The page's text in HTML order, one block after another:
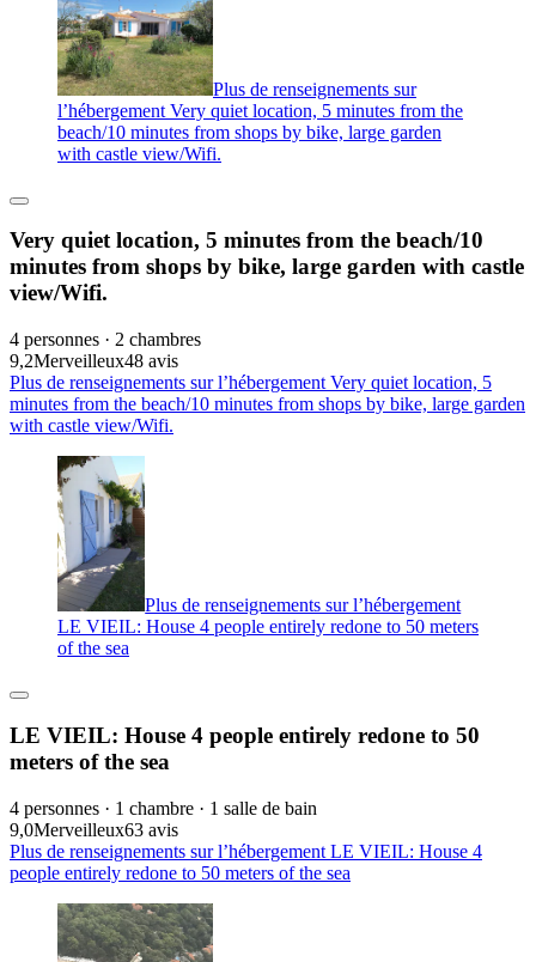
Plus de renseignements sur
l’hébergement Very quiet location, 5 minutes from the
beach/10 minutes from shops by bike, large garden
with castle view/Wifi.
Very quiet location, 5 minutes from the beach/10
minutes from shops by bike, large garden with castle
view/Wifi.
4 personnes · 2 chambres
9,2Merveilleux48 avis
Plus de renseignements sur l’hébergement Very quiet location, 5
minutes from the beach/10 minutes from shops by bike, large garden
with castle view/Wifi.
Plus de renseignements sur l’hébergement
LE VIEIL: House 4 people entirely redone to 50 meters
of the sea
LE VIEIL: House 4 people entirely redone to 50
meters of the sea
4 personnes · 1 chambre · 1 salle de bain
9,0Merveilleux63 avis
Plus de renseignements sur l’hébergement LE VIEIL: House 4
people entirely redone to 50 meters of the sea